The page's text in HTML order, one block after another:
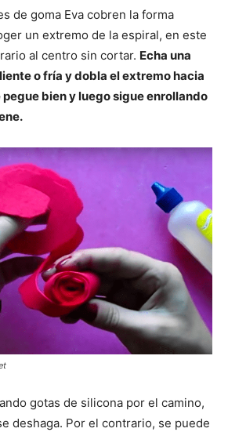
de goma Eva cobren la forma
un extremo de la espiral, en este
al centro sin cortar. Echa una
o fría y dobla el extremo hacia
pegue bien y luego sigue enrollando
gotas de silicona por el camino,
deshaga. Por el contrario, se puede